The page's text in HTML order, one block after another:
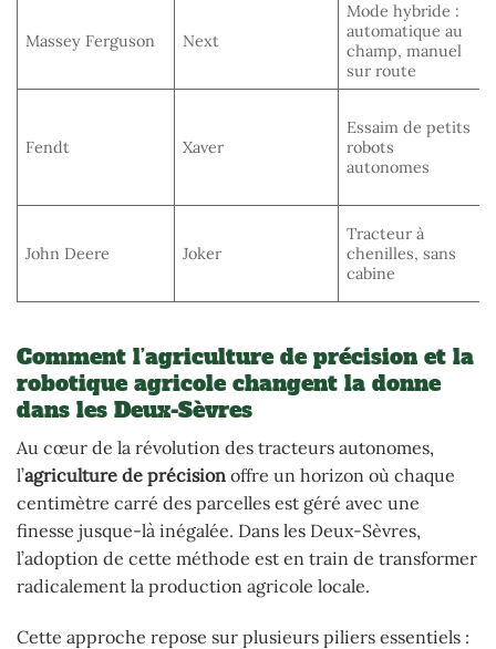
Massey Ferguson Next
Mode hybride :
automatique au
champ, manuel
sur route
Fendt Xaver
Essaim de petits
robots
autonomes
John Deere Joker
Tracteur à
chenilles, sans
cabine
Comment l’agriculture de précision et la
robotique agricole changent la donne
dans les Deux-Sèvres
Au cœur de la révolution des tracteurs autonomes,
l’agriculture de précision offre un horizon où chaque
centimètre carré des parcelles est géré avec une
finesse jusque-là inégalée. Dans les Deux-Sèvres,
l’adoption de cette méthode est en train de transformer
radicalement la production agricole locale.
Cette approche repose sur plusieurs piliers essentiels :